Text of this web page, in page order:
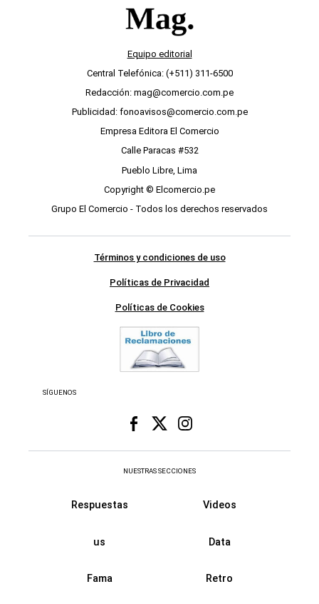
Equipo editorial
Central Telefónica: (+511) 311-6500
Redacción: mag@comercio.com.pe
Publicidad: fonoavisos@comercio.com.pe
Empresa Editora El Comercio
Calle Paracas #532
Pueblo Libre, Lima
Copyright © Elcomercio.pe
Grupo El Comercio - Todos los derechos reservados
Términos y condiciones de uso
Políticas de Privacidad
Políticas de Cookies
SÍGUENOS
NUESTRAS SECCIONES
Respuestas Videos
us Data
Fama Retro